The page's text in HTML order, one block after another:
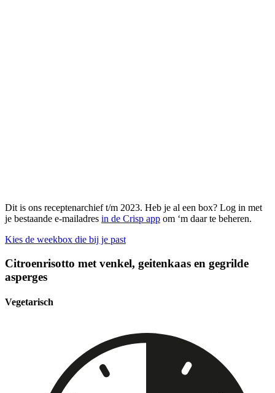
Dit is ons receptenarchief t/m 2023. Heb je al een box? Log in met
je bestaande e-mailadres in de Crisp app om ‘m daar te beheren.
Kies de weekbox die bij je past
Citroenrisotto met venkel, geitenkaas en gegrilde
asperges
Vegetarisch